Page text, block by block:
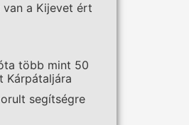
a Kijevet ért
több mint 50
Kárpátaljára
segítségre